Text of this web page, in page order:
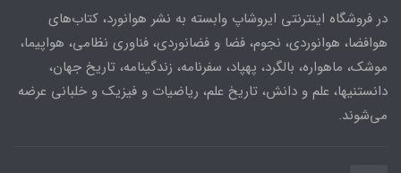
در فروشگاه اینترنتی ایروشاپ وابسته به نشر هوانورد، کتاب‌های
هوافضا، هوانوردی، نجوم، فضا و فضانوردی، فناوری نظامی، هواپیما،
موشک، ماهواره، بالگرد، پهپاد، سفرنامه، زندگینامه، تاریخ جهان،
دانستنیها، علم و دانش، تاریخ علم، ریاضیات و فیزیک و خلبانی عرضه
می‌شوند.